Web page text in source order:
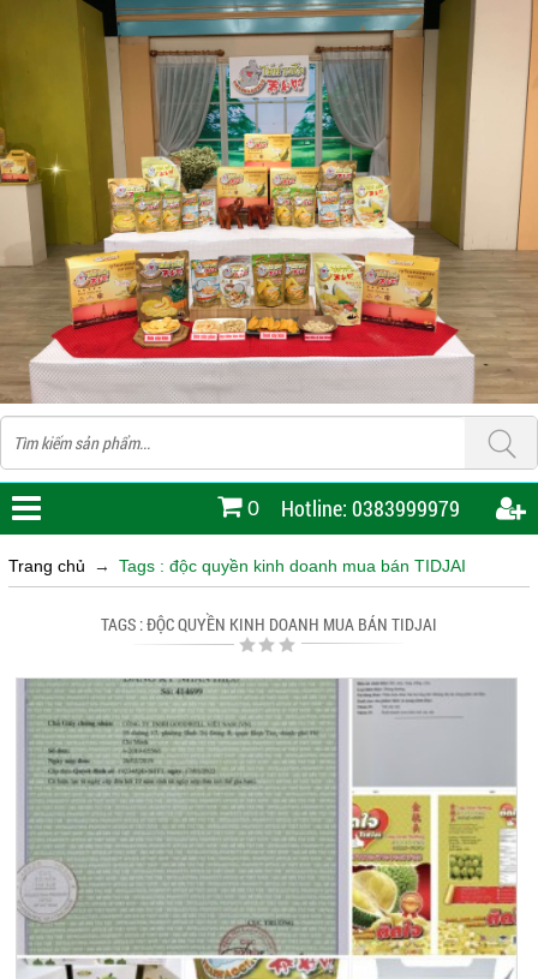
Hotline: 0383999979
0
Trang chủ → Tags : độc quyền kinh doanh mua bán TIDJAI
TAGS : ĐỘC QUYỀN KINH DOANH MUA BÁN TIDJAI